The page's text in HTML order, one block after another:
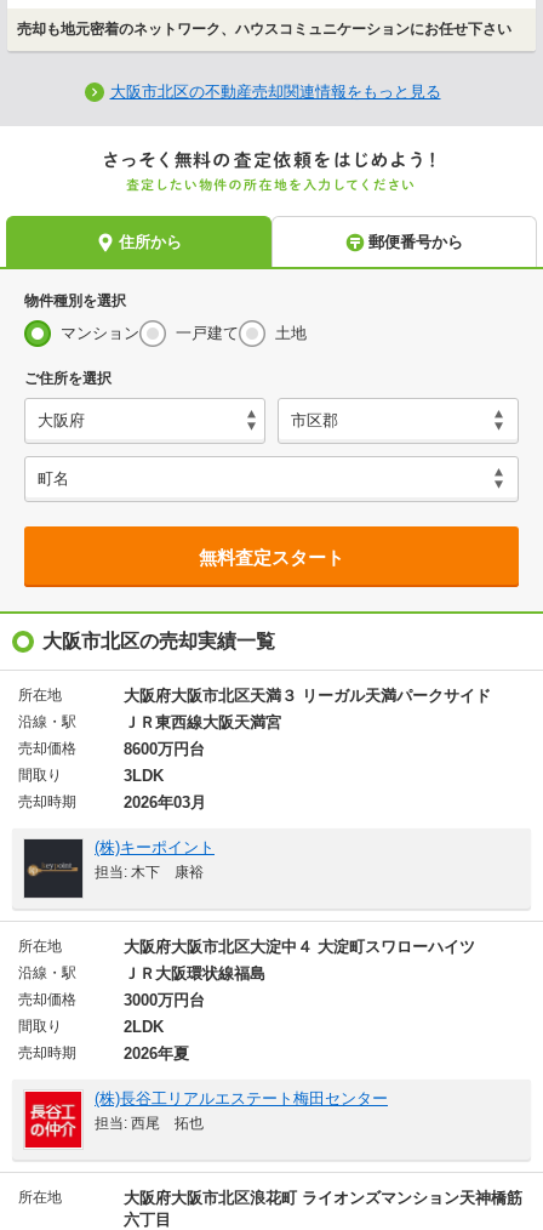
売却も地元密着のネットワーク、ハウスコミュニケーションにお任せ下さい
大阪市北区の不動産売却関連情報をもっと見る
物件種別を選択
マンション 一戸建て 土地
ご住所を選択
無料査定スタート
大阪市北区の売却実績一覧
所在地 大阪府大阪市北区天満３ リーガル天満パークサイド
沿線・駅 ＪＲ東西線大阪天満宮
売却価格 8600万円台
間取り 3LDK
売却時期 2026年03月
(株)キーポイント
担当: 木下 康裕
所在地 大阪府大阪市北区大淀中４ 大淀町スワローハイツ
沿線・駅 ＪＲ大阪環状線福島
売却価格 3000万円台
間取り 2LDK
売却時期 2026年夏
(株)長谷工リアルエステート梅田センター
担当: 西尾 拓也
所在地
大阪府大阪市北区浪花町 ライオンズマンション天神橋筋
六丁目